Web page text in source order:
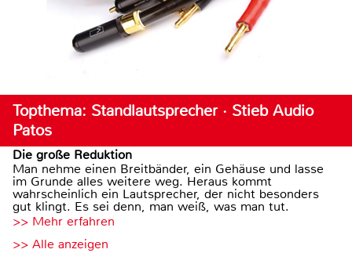
Topthema: Standlautsprecher · Stieb Audio
Patos
Die große Reduktion
Man nehme einen Breitbänder, ein Gehäuse und lasse
im Grunde alles weitere weg. Heraus kommt
wahrscheinlich ein Lautsprecher, der nicht besonders
gut klingt. Es sei denn, man weiß, was man tut.
>> Mehr erfahren
>> Alle anzeigen